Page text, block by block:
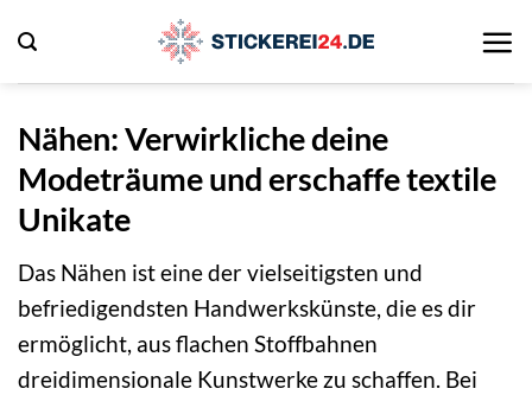
Inhalt
springen
Nähen: Verwirkliche deine
Modeträume und erschaffe textile
Unikate
Das Nähen ist eine der vielseitigsten und
befriedigendsten Handwerkskünste, die es dir
ermöglicht, aus flachen Stoffbahnen
dreidimensionale Kunstwerke zu schaffen. Bei